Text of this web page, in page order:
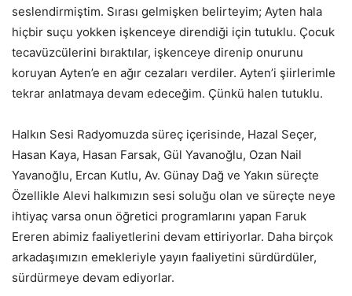
seslendirmiştim. Sırası gelmişken belirteyim; Ayten hala
hiçbir suçu yokken işkenceye direndiği için tutuklu. Çocuk
tecavüzcülerini bıraktılar, işkenceye direnip onurunu
koruyan Ayten’e en ağır cezaları verdiler. Ayten’i şiirlerimle
tekrar anlatmaya devam edeceğim. Çünkü halen tutuklu.
Halkın Sesi Radyomuzda süreç içerisinde, Hazal Seçer,
Hasan Kaya, Hasan Farsak, Gül Yavanoğlu, Ozan Nail
Yavanoğlu, Ercan Kutlu, Av. Günay Dağ ve Yakın süreçte
Özellikle Alevi halkımızın sesi soluğu olan ve süreçte neye
ihtiyaç varsa onun öğretici programlarını yapan Faruk
Ereren abimiz faaliyetlerini devam ettiriyorlar. Daha birçok
arkadaşımızın emekleriyle yayın faaliyetini sürdürdüler,
sürdürmeye devam ediyorlar.